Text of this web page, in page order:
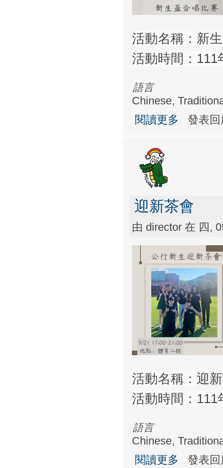
活動名稱：新
活動時間：111
語言
Chinese,
閱讀更多
關於新生盃合唱
發表
迎新茶會
由 director在 四,
活動名稱： 迎
活動時間：111
語言
Chinese,
閱讀更多
關於迎新茶會
發表